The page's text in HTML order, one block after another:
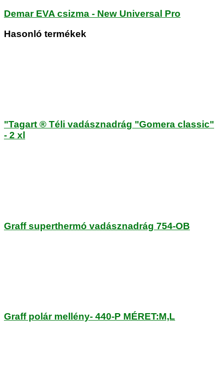
Demar EVA csizma - New Universal Pro
Hasonló termékek
"Tagart ® Téli vadásznadrág "Gomera classic"
- 2 xl
Graff superthermó vadásznadrág 754-OB
Graff polár mellény- 440-P MÉRET:M,L